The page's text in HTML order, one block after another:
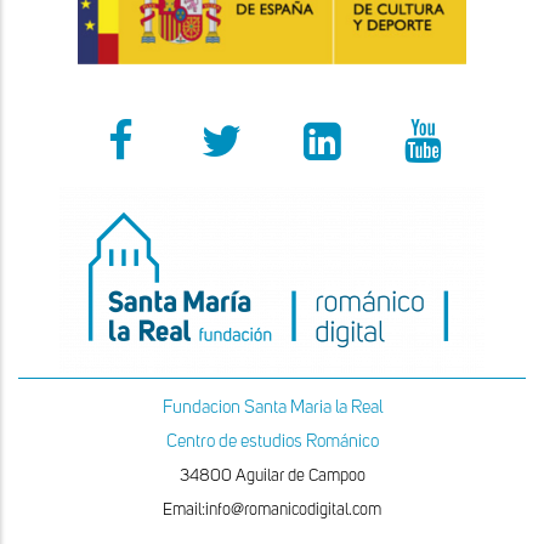
Fundacion Santa Maria la Real
Centro de estudios Románico
34800 Aguilar de Campoo
Email:info@romanicodigital.com